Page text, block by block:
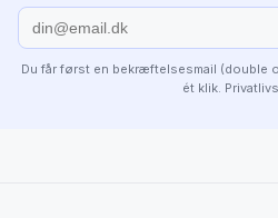
Du får først en bekræftelsesmail (double
ét klik.